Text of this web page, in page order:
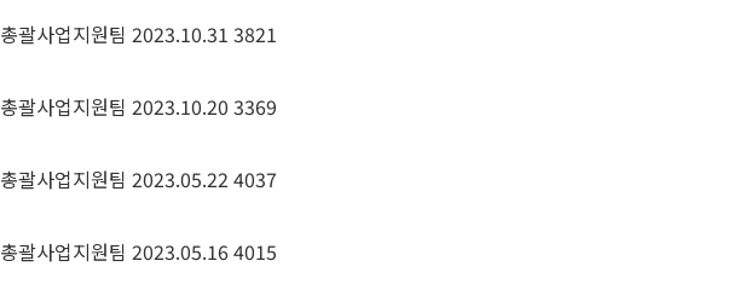
총괄사업지원팀 2023.10.31 3821
총괄사업지원팀 2023.10.20 3369
총괄사업지원팀 2023.05.22 4037
총괄사업지원팀 2023.05.164015